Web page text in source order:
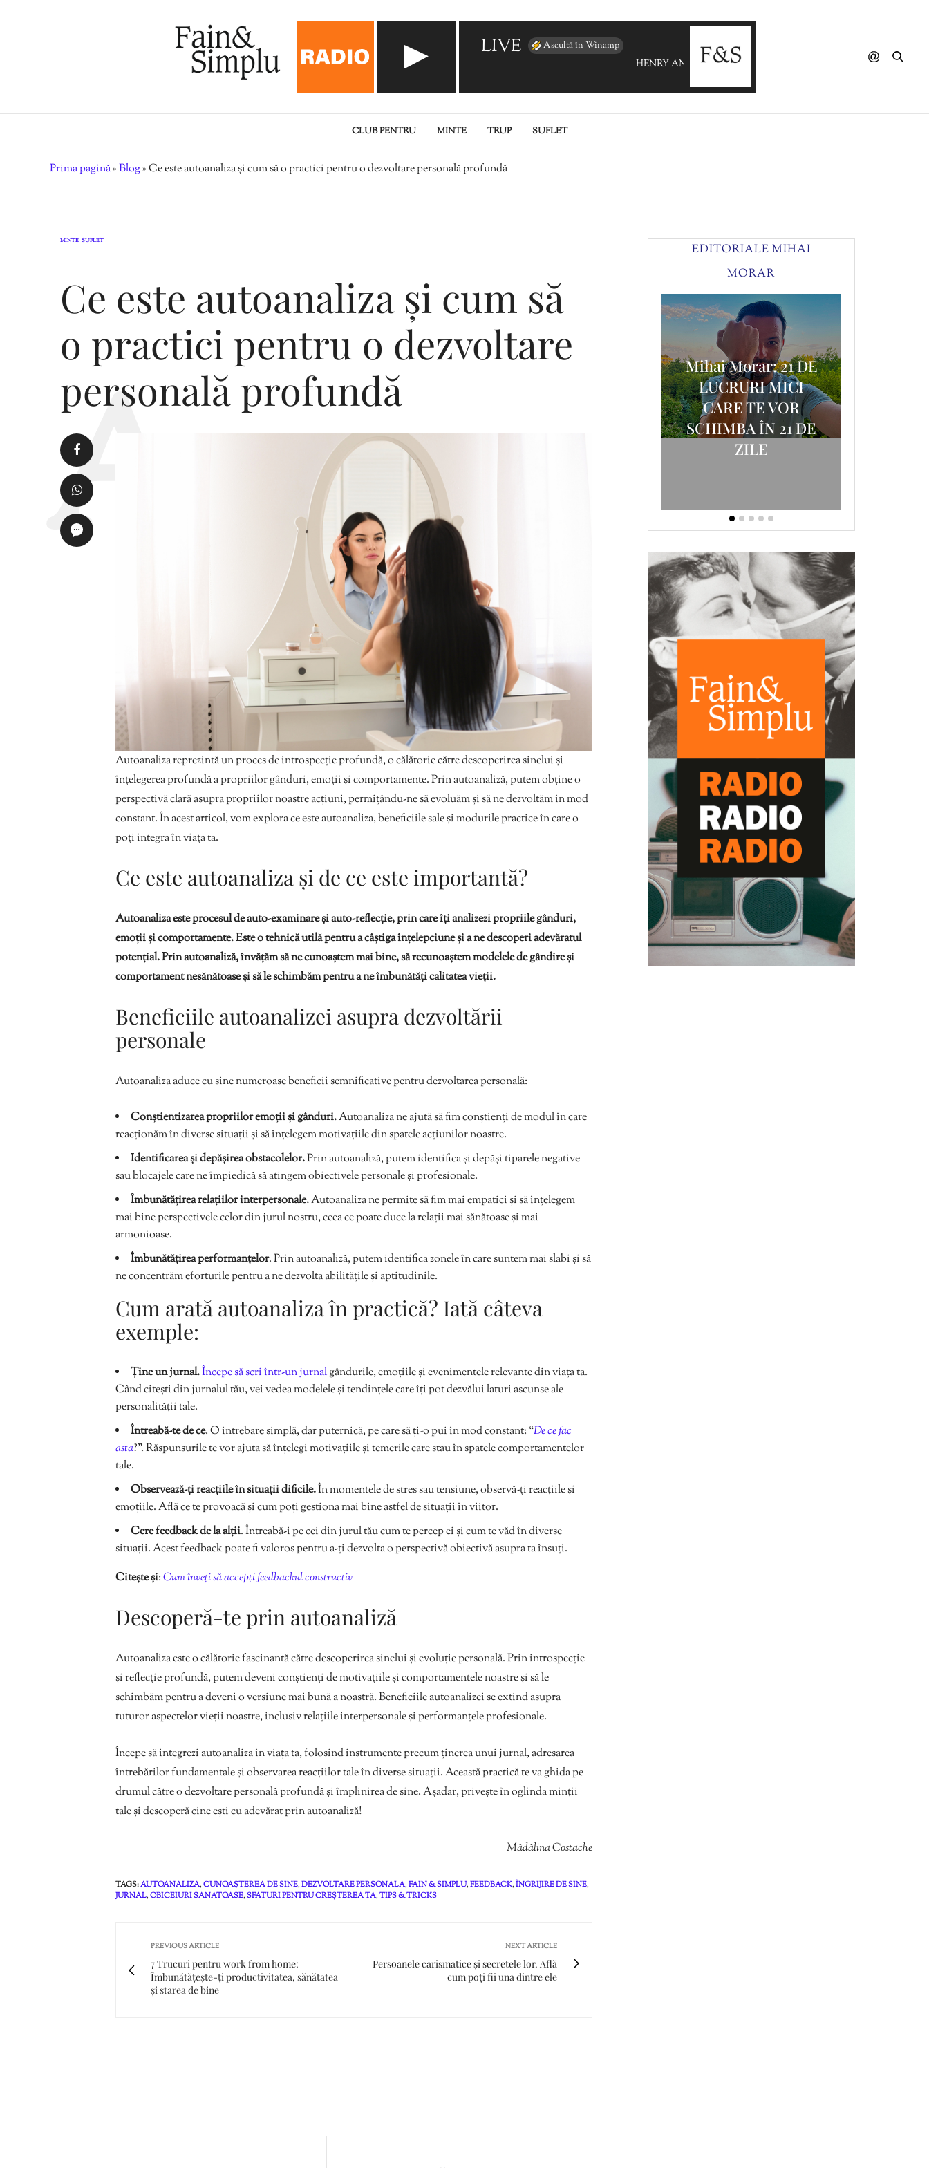
LIVE Ascultă în Winamp
HENRY AND THE WAITER - You And I
CLUB PENTRU MINTE TRUP SUFLET
Prima pagină»Blog»Ce este autoanaliza și cum să o practici pentru o dezvoltare personală profundă
MINTE SUFLET
Ce este autoanaliza și cum să
o practici pentru o dezvoltare
personală profundă
Autoanaliza reprezintă un proces de introspecție profundă, o călătorie către descoperirea sinelui și
înțelegerea profundă a propriilor gânduri, emoții și comportamente. Prin autoanaliză, putem obține o
perspectivă clară asupra propriilor noastre acțiuni, permițându-ne să evoluăm și să ne dezvoltăm în mod
constant. În acest articol, vom explora ce este autoanaliza, beneficiile sale și modurile practice în care o
poți integra în viața ta.
Ce este autoanaliza și de ce este importantă?
Autoanaliza este procesul de auto-examinare și auto-reflecție, prin care îți analizezi propriile gânduri,
emoții și comportamente. Este o tehnică utilă pentru a câștiga înțelepciune și a ne descoperi adevăratul
potențial. Prin autoanaliză, învățăm să ne cunoaștem mai bine, să recunoaștem modelele de gândire și
comportament nesănătoase și să le schimbăm pentru a ne îmbunătăți calitatea vieții.
Beneficiile autoanalizei asupra dezvoltării
personale
Autoanaliza aduce cu sine numeroase beneficii semnificative pentru dezvoltarea personală:
Conștientizarea propriilor emoții și gânduri.Autoanaliza ne ajută să fim conștienți de modul în care
reacționăm în diverse situații și să înțelegem motivațiile din spatele acțiunilor noastre.
Identificarea și depășirea obstacolelor.Prin autoanaliză, putem identifica și depăși tiparele negative
sau blocajele care ne împiedică să atingem obiectivele personale și profesionale.
Îmbunătățirea relațiilor interpersonale.Autoanaliza ne permite să fim mai empatici și să înțelegem
mai bine perspectivele celor din jurul nostru, ceea ce poate duce la relații mai sănătoase și mai
armonioase.
Îmbunătățirea performanțelor. Prin autoanaliză, putem identifica zonele în care suntem mai slabi și să
ne concentrăm eforturile pentru a ne dezvolta abilitățile și aptitudinile.
Cum arată autoanaliza în practică? Iată câteva
exemple:
Ține un jurnal.Începe să scri într-un jurnalgândurile, emoțiile și evenimentele relevante din viața ta.
Când citești din jurnalul tău, vei vedea modelele și tendințele care îți pot dezvălui laturi ascunse ale
personalității tale.
Întreabă-te de ce. O întrebare simplă, dar puternică, pe care să ți-o pui în mod constant: “De ce fac
asta?”. Răspunsurile te vor ajuta să înțelegi motivațiile și temerile care stau în spatele comportamentelor
tale.
Observează-ți reacțiile în situații dificile.În momentele de stres sau tensiune, observă-ți reacțiile și
emoțiile. Află ce te provoacă și cum poți gestiona mai bine astfel de situații în viitor.
Cere feedback de la alții. Întreabă-i pe cei din jurul tău cum te percep ei și cum te văd în diverse
situații. Acest feedback poate fi valoros pentru a-ți dezvolta o perspectivă obiectivă asupra ta însuți.
Citește și:Cum înveți să accepți feedbackul constructiv
Descoperă-te prin autoanaliză
Autoanaliza este o călătorie fascinantă către descoperirea sinelui și evoluție personală. Prin introspecție
și reflecție profundă, putem deveni conștienți de motivațiile și comportamentele noastre și să le
schimbăm pentru a deveni o versiune mai bună a noastră. Beneficiile autoanalizei se extind asupra
tuturor aspectelor vieții noastre, inclusiv relațiile interpersonale și performanțele profesionale.
Începe să integrezi autoanaliza în viața ta, folosind instrumente precum ținerea unui jurnal, adresarea
întrebărilor fundamentale și observarea reacțiilor tale în diverse situații. Această practică te va ghida pe
drumul către o dezvoltare personală profundă și împlinirea de sine. Așadar, privește în oglinda minții
tale și descoperă cine ești cu adevărat prin autoanaliză!
Mădălina Costache
TAGS:AUTOANALIZA,CUNOAȘTEREA DE SINE,DEZVOLTARE PERSONALA,FAIN & SIMPLU,FEEDBACK,ÎNGRIJIRE DE SINE,
JURNAL,OBICEIURI SANATOASE,SFATURI PENTRU CREȘTEREA TA,TIPS & TRICKS
PREVIOUS ARTICLE
7 Trucuri pentru work from home:
Îmbunătățește-ți productivitatea, sănătatea
și starea de bine
NEXT ARTICLE
Persoanele carismatice și secretele lor. Află
cum poți fii una dintre ele
EDITORIALE MIHAI
MORAR
Mihai Morar: 21 DE
LUCRURI MICI
CARE TE VOR
SCHIMBA ÎN 21 DE
ZILE